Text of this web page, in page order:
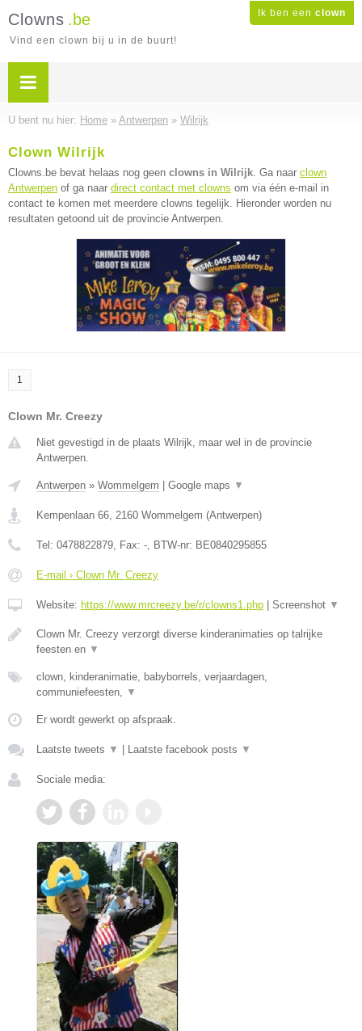
Ik ben een clown
Clowns .be
Vind een clown bij u in de buurt!
U bent nu hier: Home » Antwerpen » Wilrijk
Clown Wilrijk
Clowns.be bevat helaas nog geen clowns in Wilrijk. Ga naar clown
Antwerpen of ga naar direct contact met clowns om via één e-mail in
contact te komen met meerdere clowns tegelijk. Hieronder worden nu
resultaten getoond uit de provincie Antwerpen.
1
Clown Mr. Creezy
Niet gevestigd in de plaats Wilrijk, maar wel in de provincie
Antwerpen.
Antwerpen » Wommelgem Google maps ▼
Kempenlaan 66, 2160 Wommelgem (Antwerpen)
Tel: 0478822879, Fax: -, BTW-nr: BE0840295855
E-mail › Clown Mr. Creezy
Website: https://www.mrcreezy.be/r/clowns1.php Screenshot ▼
Clown Mr. Creezy verzorgt diverse kinderanimaties op talrijke
feesten en ▼
clown, kinderanimatie, babyborrels, verjaardagen,
communiefeesten, ▼
Er wordt gewerkt op afspraak.
Laatste tweets ▼ Laatste facebook posts ▼
Sociale media: